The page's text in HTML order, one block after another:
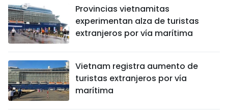
ENGLISH
中文
РУССКИЙ
Provincias vietnamitas
experimentan alza de turistas
extranjeros por vía marítima
Vietnam registra aumento de
turistas extranjeros por vía
marítima